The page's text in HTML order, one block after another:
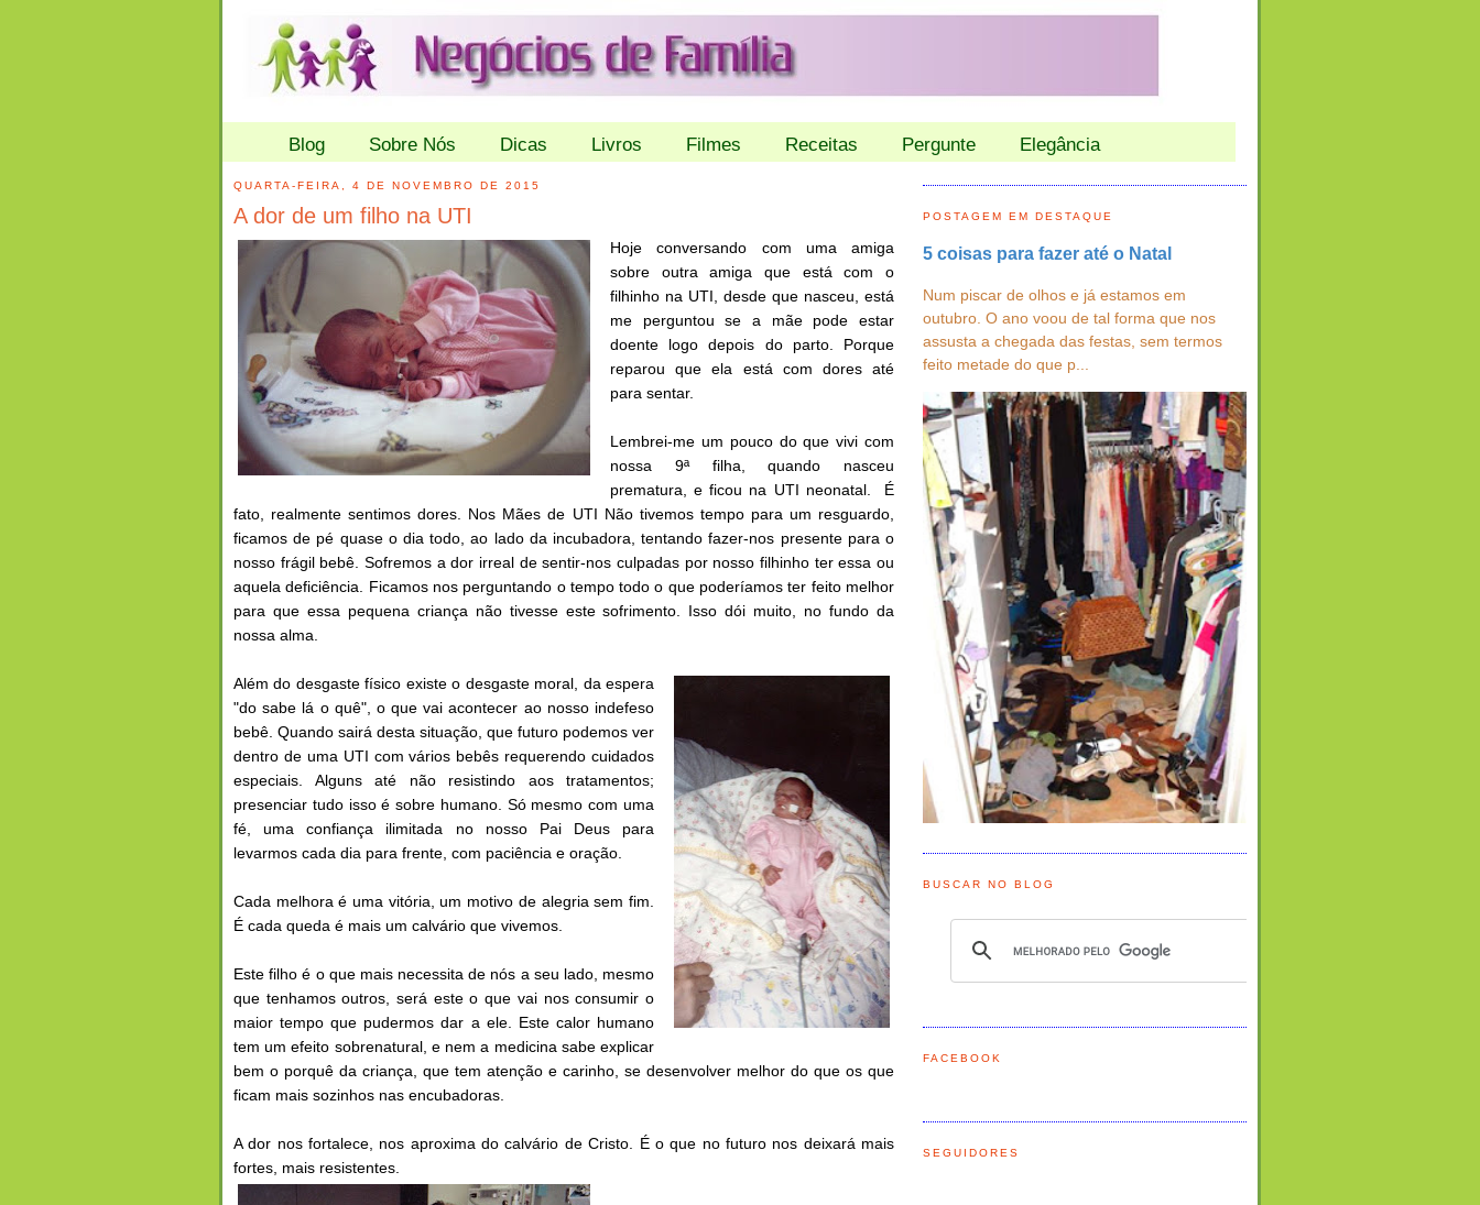
Blog Sobre Nós Dicas Livros Filmes Receitas Pergunte Elegância
QUARTA-FEIRA, 4 DE NOVEMBRO DE 2015
A dor de um filho na UTI
Hoje conversando com uma amiga
sobre outra amiga que está com o
filhinho na UTI, desde que nasceu, está
me perguntou se a mãe pode estar
doente logo depois do parto. Porque
reparou que ela está com dores até
para sentar.
Lembrei-me um pouco do que vivi com
nossa 9ª filha, quando nasceu
prematura, e ficou na UTI neonatal. É
fato, realmente sentimos dores. Nos Mães de UTI Não tivemos tempo para um resguardo,
ficamos de pé quase o dia todo, ao lado da incubadora, tentando fazer-nos presente para o
nosso frágil bebê. Sofremos a dor irreal de sentir-nos culpadas por nosso filhinho ter essa ou
aquela deficiência. Ficamos nos perguntando o tempo todo o que poderíamos ter feito melhor
para que essa pequena criança não tivesse este sofrimento. Isso dói muito, no fundo da
nossa alma.
Além do desgaste físico existe o desgaste moral, da espera
"do sabe lá o quê", o que vai acontecer ao nosso indefeso
bebê. Quando sairá desta situação, que futuro podemos ver
dentro de uma UTI com vários bebês requerendo cuidados
especiais. Alguns até não resistindo aos tratamentos;
presenciar tudo isso é sobre humano. Só mesmo com uma
fé, uma confiança ilimitada no nosso Pai Deus para
levarmos cada dia para frente, com paciência e oração.
Cada melhora é uma vitória, um motivo de alegria sem fim.
É cada queda é mais um calvário que vivemos.
Este filho é o que mais necessita de nós a seu lado, mesmo
que tenhamos outros, será este o que vai nos consumir o
maior tempo que pudermos dar a ele. Este calor humano
tem um efeito sobrenatural, e nem a medicina sabe explicar
bem o porquê da criança, que tem atenção e carinho, se desenvolver melhor do que os que
ficam mais sozinhos nas encubadoras.
A dor nos fortalece, nos aproxima do calvário de Cristo. É o que no futuro nos deixará mais
fortes, mais resistentes.
POSTAGEM EM DESTAQUE
5 coisas para fazer até o Natal
Num piscar de olhos e já estamos em
outubro. O ano voou de tal forma que nos
assusta a chegada das festas, sem termos
feito metade do que p...
BUSCAR NO BLOG
FACEBOOK
SEGUIDORES